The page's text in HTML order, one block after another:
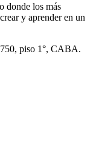
donde los más
y aprender en un
piso 1°, CABA.